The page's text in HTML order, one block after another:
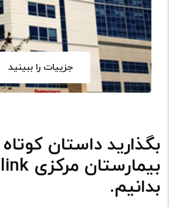
جزییات را ببینید
بگذارید داستان کوتاه
بدانیم.